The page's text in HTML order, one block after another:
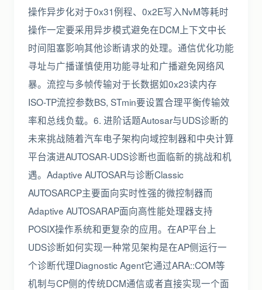
操作异步化对于0x31例程、0x2E写入NvM等耗时
操作一定要采用异步模式避免在DCM上下文中长
时间阻塞影响其他诊断请求的处理。通信优化功能
寻址与广播谨慎使用功能寻址和广播避免网络风
暴。流控与多帧传输对于长数据如0x23读内存
ISO-TP流控参数BS, STmin要设置合理平衡传输效
率和总线负载。6. 进阶话题Autosar与UDS诊断的
未来挑战随着汽车电子架构向域控制器和中央计算
平台演进AUTOSAR-UDS诊断也面临新的挑战和机
遇。Adaptive AUTOSAR与诊断Classic
AUTOSARCP主要面向实时性强的微控制器而
Adaptive AUTOSARAP面向高性能处理器支持
POSIX操作系统和更复杂的应用。在AP平台上
UDS诊断如何实现一种常见架构是在AP侧运行一
个诊断代理Diagnostic Agent它通过ARA::COM等
机制与CP侧的传统DCM通信或者直接实现一个面